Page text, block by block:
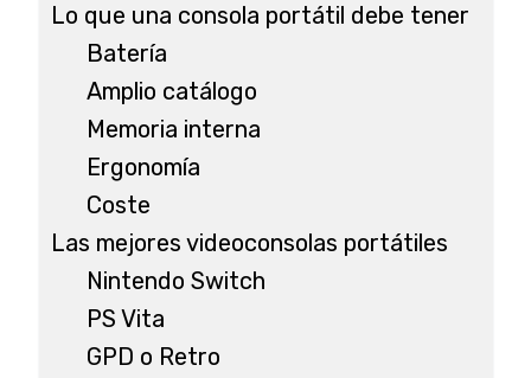
Lo que una consola portátil debe tener
Batería
Amplio catálogo
Memoria interna
Ergonomía
Coste
Las mejores videoconsolas portátiles
Nintendo Switch
PS Vita
GPD o Retro